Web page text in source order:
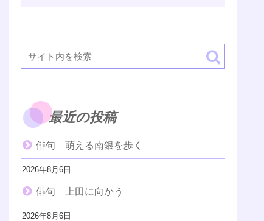
最近の投稿
俳句 萌える南銀を歩く
2026年8月6日
俳句 上田に向かう
2026年8月6日